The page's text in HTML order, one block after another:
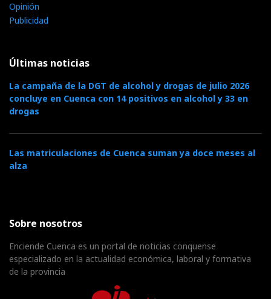
Opinión
Publicidad
Últimas noticias
La campaña de la DGT de alcohol y drogas de julio 2026
concluye en Cuenca con 14 positivos en alcohol y 33 en
drogas
Las matriculaciones de Cuenca suman ya doce meses al
alza
Sobre nosotros
Enciende Cuenca es un portal de noticias conquense
especializado en la actualidad económica, laboral y formativa
de la provincia